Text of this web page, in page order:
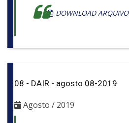
DOWNLOAD ARQUIVO
08 - DAIR - agosto 08-2019
Agosto / 2019